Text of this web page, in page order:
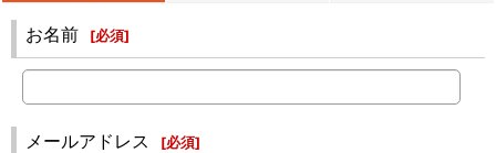
お名前 [必須]
メールアドレス [必須]